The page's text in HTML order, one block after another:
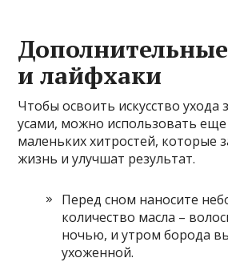
и лайфхаки
Чтобы освоить искусство ухода
усами, можно использовать еще
маленьких хитростей, которые
жизнь и улучшат результат.
Перед сном наносите
количество масла –
ночью, и утром борода
ухоженной.